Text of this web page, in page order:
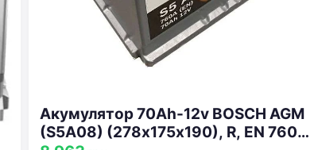
Акумулятор 70Ah-12v BOSCH AGM
(S5A08) (278х175х190), R, EN 760